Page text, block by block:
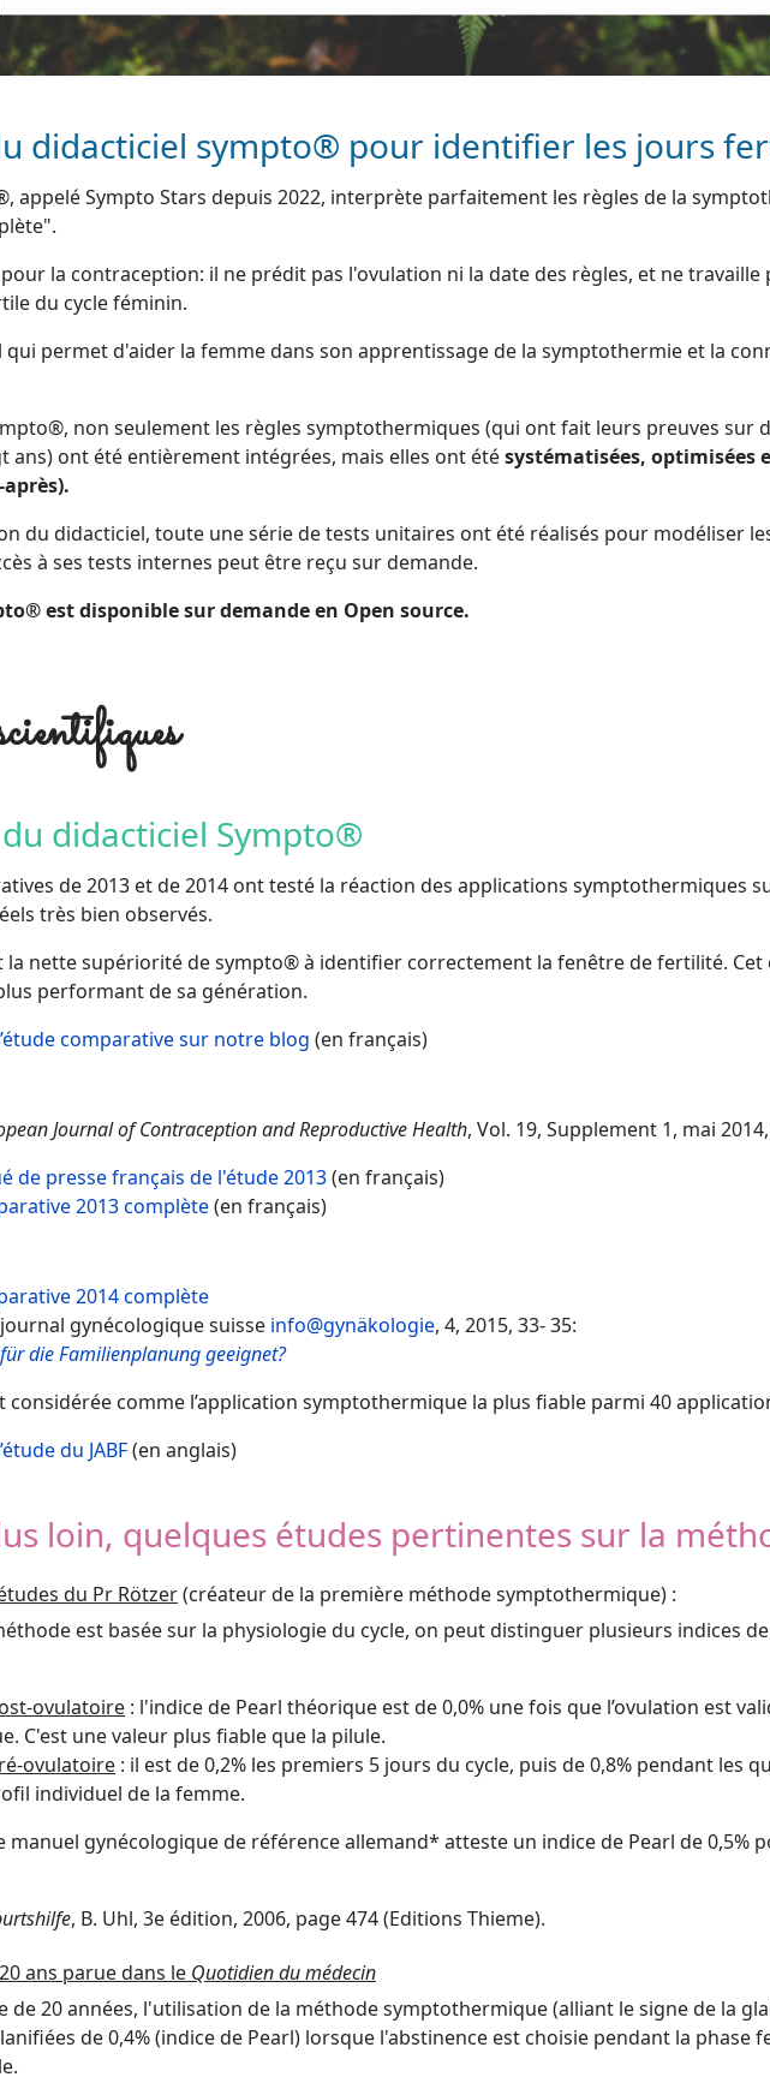
didacticiel sympto® pour identifier les jours
, appelé Sympto Stars depuis 2022, interprète parfaitement les règles de la
la contraception: il ne prédit pas l'ovulation ni la date des règles, et ne
du cycle féminin.
permet d'aider la femme dans son apprentissage de la symptothermie et la
non seulement les règles symptothermiques (qui ont fait leurs preuves sur
ans) ont été entièrement intégrées, mais elles ont étésystématisées, optimisées
du didacticiel, toute une série de tests unitaires ont été réalisés pour modéliser
à ses tests internes peut être reçu sur demande.
est disponible sur demande en Open source.
didacticiel Sympto®
de 2013 et de 2014 ont testé la réaction des applications symptothermiques
très bien observés.
la nette supériorité de sympto® à identifier correctement la fenêtre de fertilité.
performant de sa génération.
comparative sur notre blog (en français)
Journal of Contraception and Reproductive Health, Vol. 19, Supplement 1, mai
de presse français de l'étude 2013(en français)
2013 complète(en français)
2014 complète
gynécologique suisse info@gynäkologie, 4, 2015, 33- 35:
die Familienplanung geeignet?
comme l’application symptothermique la plus fiable parmi 40
du JABF(en anglais)
loin, quelques études pertinentes sur la
du Pr Rötzer(créateur de la première méthode symptothermique) :
est basée sur la physiologie du cycle, on peut distinguer plusieurs indices
ovulatoire : l'indice de Pearl théorique est de 0,0% une fois que l’ovulation est
C'est une valeur plus fiable que la pilule.
ovulatoire : il est de 0,2% les premiers 5 jours du cycle, puis de 0,8% pendant les
individuel de la femme.
manuel gynécologique de référence allemand* atteste un indice de Pearl de
, B. Uhl, 3e édition, 2006, page 474 (Editions Thieme).
ans parue dans le Quotidien du médecin
de 20 années, l'utilisation de la méthode symptothermique (alliant le signe de la
de 0,4% (indice de Pearl) lorsque l'abstinence est choisie pendant la phase